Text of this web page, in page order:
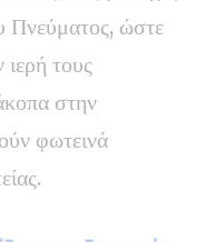
Πνεύματος, ώστε
τους
στην
φωτεινά